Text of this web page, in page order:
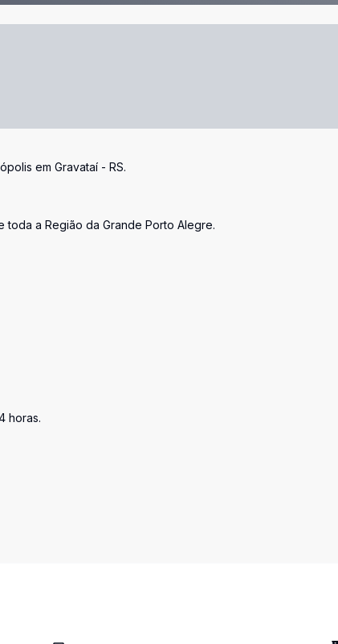
em Gravataí - RS.
toda a Região da Grande Porto Alegre.
horas.